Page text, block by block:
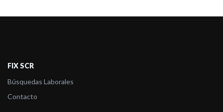
FIX SCR
Búsquedas Laborales
Contacto